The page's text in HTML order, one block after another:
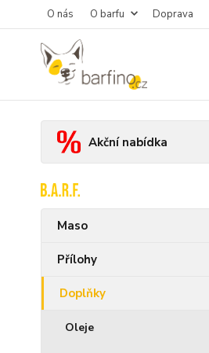
O nás O barfu Doprava
Akční nabídka
Maso
Přílohy
Doplňky
Oleje